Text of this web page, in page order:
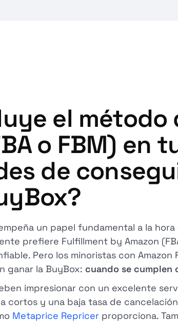
el método
o FBM) en
de
un papel fundamental a la hora
prefiere Fulfillment by Amazon
Pero los minoristas con Amazon
ganar la BuyBox: cuando se cumplen
impresionar con un excelente
cortos y una baja tasa de
Metaprice Repricerproporciona.